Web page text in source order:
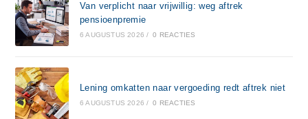
Van verplicht naar vrijwillig: weg aftrek
pensioenpremie
6 AUGUSTUS 2026 / 0 REACTIES
Lening omkatten naar vergoeding redt aftrek niet
6 AUGUSTUS 2026 / 0 REACTIES